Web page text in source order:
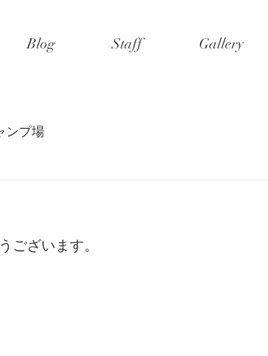
Blog Staff Gallery
ンプ場
ございます。